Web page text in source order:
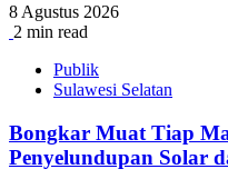
8 Agustus 2026
2 min read
Publik
Sulawesi Selatan
Bongkar Muat Tiap
Penyelundupan Solar